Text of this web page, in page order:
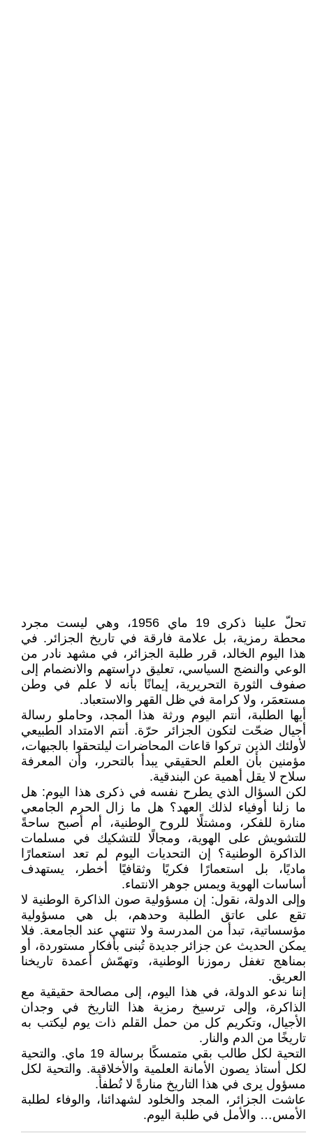
تحلّ علينا ذكرى 19 ماي 1956، وهي ليست مجرد
محطة رمزية، بل علامة فارقة في تاريخ الجزائر. في
هذا اليوم الخالد، قرر طلبة الجزائر، في مشهد نادر من
الوعي والنضج السياسي، تعليق دراستهم والانضمام إلى
صفوف الثورة التحريرية، إيمانًا بأنه لا علم في وطن
مستعمَر، ولا كرامة في ظل القهر والاستعباد.
أيها الطلبة، أنتم اليوم ورثة هذا المجد، وحاملو رسالة
أجيال ضحّت لتكون الجزائر حرّة. أنتم الامتداد الطبيعي
لأولئك الذين تركوا قاعات المحاضرات ليلتحقوا بالجبهات،
مؤمنين بأن العلم الحقيقي يبدأ بالتحرر، وأن المعرفة
سلاح لا يقل أهمية عن البندقية.
لكن السؤال الذي يطرح نفسه في ذكرى هذا اليوم: هل
ما زلنا أوفياء لذلك العهد؟ هل ما زال الحرم الجامعي
منارة للفكر، ومشتلًا للروح الوطنية، أم أصبح ساحةً
للتشويش على الهوية، ومجالًا للتشكيك في مسلمات
الذاكرة الوطنية؟ إن التحديات اليوم لم تعد استعمارًا
ماديًا، بل استعمارًا فكريًا وثقافيًا أخطر، يستهدف
أساسات الهوية ويمس جوهر الانتماء.
وإلى الدولة، نقول: إن مسؤولية صون الذاكرة الوطنية لا
تقع على عاتق الطلبة وحدهم، بل هي مسؤولية
مؤسساتية، تبدأ من المدرسة ولا تنتهي عند الجامعة. فلا
يمكن الحديث عن جزائر جديدة تُبنى بأفكار مستوردة، أو
بمناهج تغفل رموزنا الوطنية، وتهمّش أعمدة تاريخنا
العريق.
إننا ندعو الدولة، في هذا اليوم، إلى مصالحة حقيقية مع
الذاكرة، وإلى ترسيخ رمزية هذا التاريخ في وجدان
الأجيال، وتكريم كل من حمل القلم ذات يوم ليكتب به
تاريخًا من الدم والنار.
التحية لكل طالب بقي متمسكًا برسالة 19 ماي. والتحية
لكل أستاذ يصون الأمانة العلمية والأخلاقية. والتحية لكل
مسؤول يرى في هذا التاريخ منارةً لا تُطفأ.
عاشت الجزائر، المجد والخلود لشهدائنا، والوفاء لطلبة
الأمس… والأمل في طلبة اليوم.